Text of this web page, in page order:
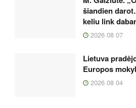
šiandien
keliu link
2026 08 07
Lietuva
Europos
2026 08 04